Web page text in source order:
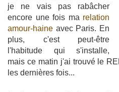
je ne vais pas rabâcher
encore une fois ma relation
amour-haine avec Paris. En
plus, c'est peut-être
l'habitude qui s'installe,
mais ce matin j'ai trouvé le
les dernières fois...